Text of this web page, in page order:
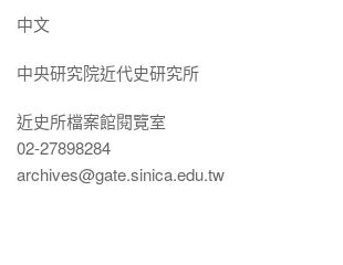
中文
中央研究院近代史研究所
近史所檔案館閱覽室
02-27898284
archives@gate.sinica.edu.tw